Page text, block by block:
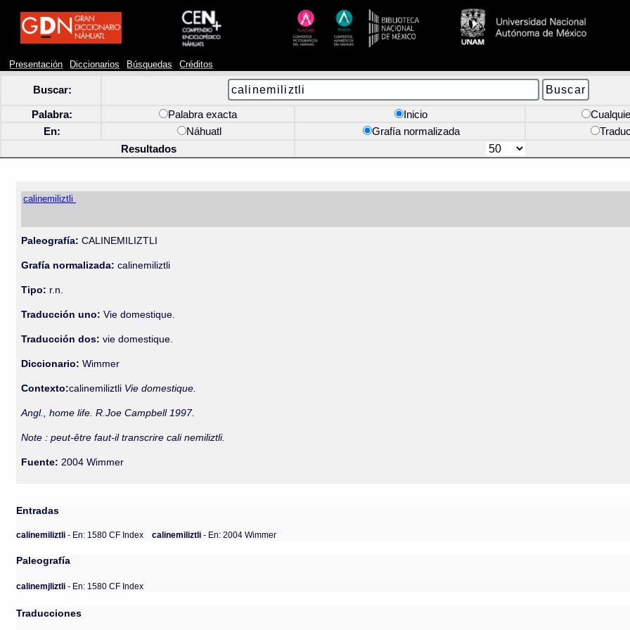
Presentación Diccionarios Búsquedas Créditos
Buscar:
Palabra: Palabra exacta Inicio
En:
Náhuatl Grafía normalizada
Resultados
calinemiliztli
Paleografía: CALINEMILIZTLI
Grafía normalizada: calinemiliztli
Tipo: r.n.
Traducción uno: Vie domestique.
Traducción dos: vie domestique.
Diccionario:Wimmer
Contexto:calinemiliztli Vie domestique.
Angl., home life. R.Joe Campbell 1997.
Note : peut-être faut-il transcrire cali nemiliztli.
Fuente: 2004 Wimmer
Entradas
calinemiliztli- En: 1580 CF Index calinemiliztli- En: 2004 Wimmer
Paleografía
calinemjliztli - En: 1580 CF Index
Traducciones